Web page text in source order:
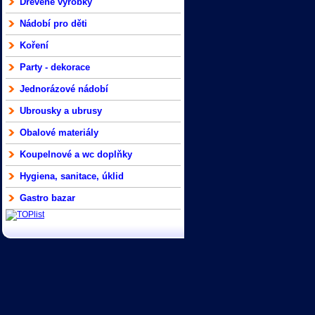
Nádobí pro děti
Koření
Party - dekorace
Jednorázové nádobí
Ubrousky a ubrusy
Obalové materiály
Koupelnové a wc doplňky
Hygiena, sanitace, úklid
Gastro bazar